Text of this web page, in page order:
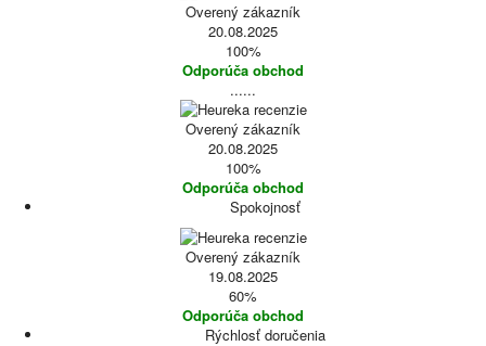
Overený zákazník
20.08.2025
100%
Odporúča obchod
......
Overený zákazník
20.08.2025
100%
Odporúča obchod
Spokojnosť
Overený zákazník
19.08.2025
60%
Odporúča obchod
Rýchlosť doručenia